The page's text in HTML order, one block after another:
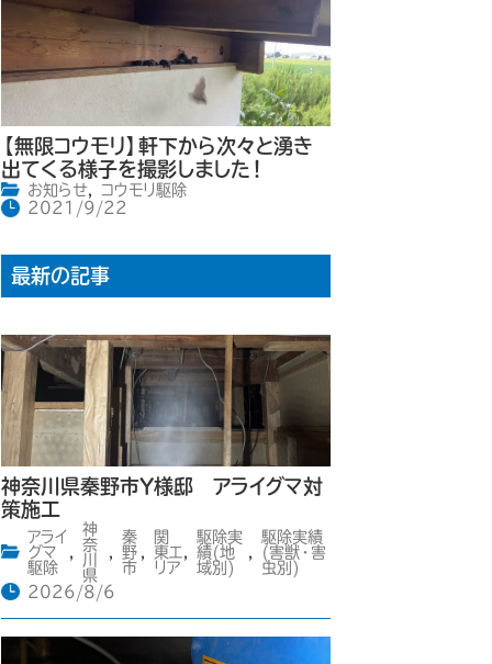
【無限コウモリ】軒下から次々と湧き
出てくる様子を撮影しました！
お知らせ,
コウモリ駆除
2021/9/22
最新の記事
神奈川県秦野市Y様邸 アライグマ対
策施工
アライ
グマ
駆除
神
奈
川
県
秦
野
市
関
東エ
リア
駆除実
績(地
域別)
駆除実績
(害獣・害
虫別)
2026/8/6